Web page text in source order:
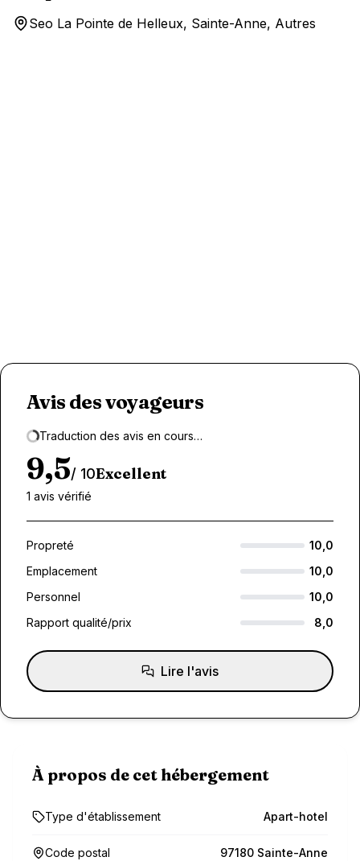
Seo La Pointe de Helleux, Sainte-Anne, Autres
Avis des voyageurs
Loading...
Traduction des avis en cours…
9,5/ 10Excellent
1 avis vérifié
Propreté
10,0
Emplacement
10,0
Personnel
10,0
Rapport qualité/prix
8,0
Lire l'avis
À propos de cet hébergement
Type d'établissement Apart-hotel
Code postal 97180 Sainte-Anne